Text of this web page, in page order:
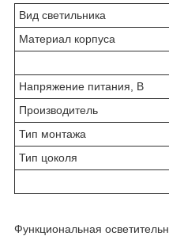
Вид светильника
Материал корпуса
Напряжение питания, В
Производитель
Тип монтажа
Тип цоколя
Функциональная